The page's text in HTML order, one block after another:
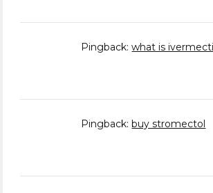
Pingback:what is
Pingback:buy stromectol